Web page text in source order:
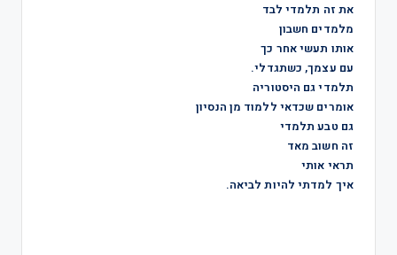
את זה תלמדי לבד
מלמדים חשבון
אותו תעשי אחר כך
עם עצמך, כשתגדלי.
תלמדי גם היסטוריה
אומרים שכדאי ללמוד מן הנסיון
גם טבע תלמדי
זה חשוב מאד
תראי אותי
איך למדתי להיות לביאה.